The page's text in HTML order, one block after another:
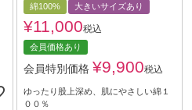
綿100% 大きいサイズあり
¥11,000税込
会員価格あり
会員特別価格 ¥9,900税込
ゆったり股上深め、肌にやさしい綿１
００％